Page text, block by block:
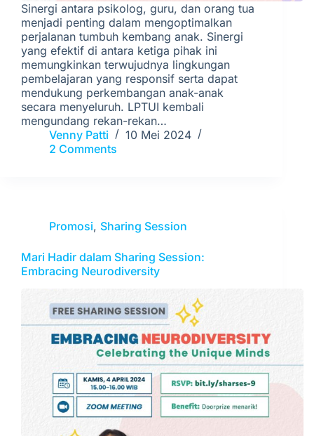
Sinergi antara psikolog, guru, dan orang tua
menjadi penting dalam mengoptimalkan
perjalanan tumbuh kembang anak. Sinergi
yang efektif di antara ketiga pihak ini
memungkinkan terwujudnya lingkungan
pembelajaran yang responsif serta dapat
mendukung perkembangan anak-anak
secara menyeluruh. LPTUI kembali
mengundang rekan-rekan…
Venny Patti
10 Mei 2024
2 Comments
Promosi, Sharing Session
Mari Hadir dalam Sharing Session:
Embracing Neurodiversity